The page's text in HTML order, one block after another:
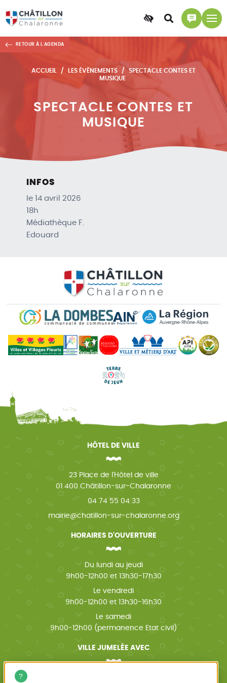
Accessibilité
Accéder
à
recherche
Accéder
à
page
contact
ACCUEIL LES ÉVÈNEMENTS
SPECTACLE CONTES ET
MUSIQUE
SPECTACLE CONTES ET
MUSIQUE
RETOUR À L'AGENDA
INFOS
le 14 avril 2026
18h
Médiathèque F.
Edouard
HÔTEL DE VILLE
23 Place de l'Hôtel de ville
01 400 Châtillon-sur-Chalaronne
04 74 55 04 33
mairie@chatillon-sur-chalaronne.org
HORAIRES D'OUVERTURE
Du lundi au jeudi
9h00-12h00 et 13h30-17h30
Le vendredi
9h00-12h00 et 13h30-16h30
Le samedi
9h00-12h00 (permanence Etat civil)
VILLE JUMELÉE AVEC